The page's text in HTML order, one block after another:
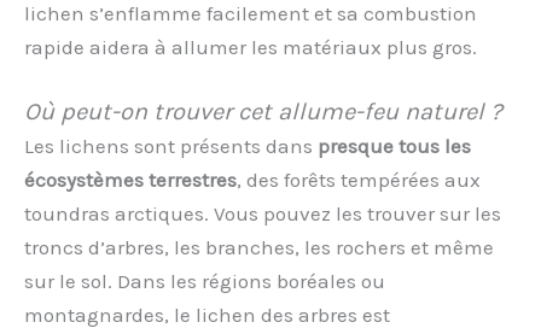
lichen s’enflamme facilement et sa combustion
rapide aidera à allumer les matériaux plus gros.
Où peut-on trouver cet allume-feu naturel ?
Les lichens sont présents dans presque tous les
écosystèmes terrestres, des forêts tempérées aux
toundras arctiques. Vous pouvez les trouver sur les
troncs d’arbres, les branches, les rochers et même
sur le sol. Dans les régions boréales ou
montagnardes, le lichen des arbres est